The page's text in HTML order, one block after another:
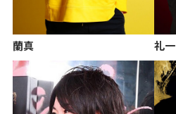
蘭真 礼一